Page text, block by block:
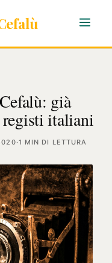
già
italiani
·1 MIN DI LETTURA